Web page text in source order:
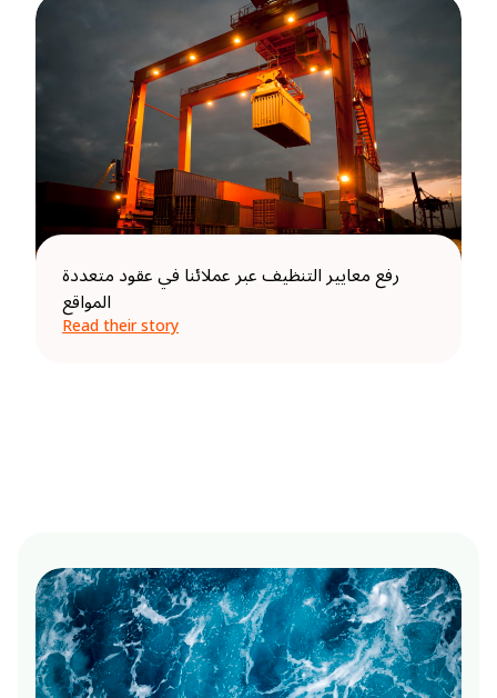
رفع معايير التنظيف عبر عملائنا في عقود متعددة
المواقع
Read their story